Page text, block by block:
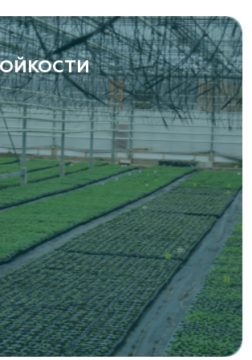
растений
Венёвский р-н, село
Лесная, д. 13
99
растений
Венёвский р-н, село
Лесная, д. 13
99